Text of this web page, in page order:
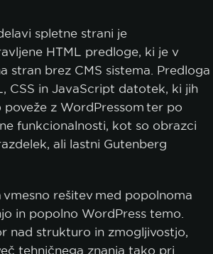
spletne strani je
HTML predloge, ki je v
stran brez CMS sistema. Predloga
CSS in JavaScript datotek, ki jih
z WordPressom ter po
funkcionalnosti, kot so obrazci
ali lastni Gutenberg
rešitev med popolnoma
in popolno WordPress temo.
nad strukturo in zmogljivostjo,
tehničnega znanja tako pri